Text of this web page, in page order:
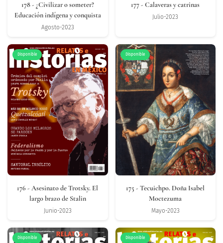
178- ¿Civilizar o someter?
Educación indígena y conquista
Agosto-2023
177- Calaveras y catrinas
Julio-2023
Disponible
176 - Asesinato de Trotsky. El
largo brazo de Stalin
Junio-2023
Disponible
175 - Tecuichpo. Doña Isabel
Moctezuma
Mayo-2023
Disponible Disponible